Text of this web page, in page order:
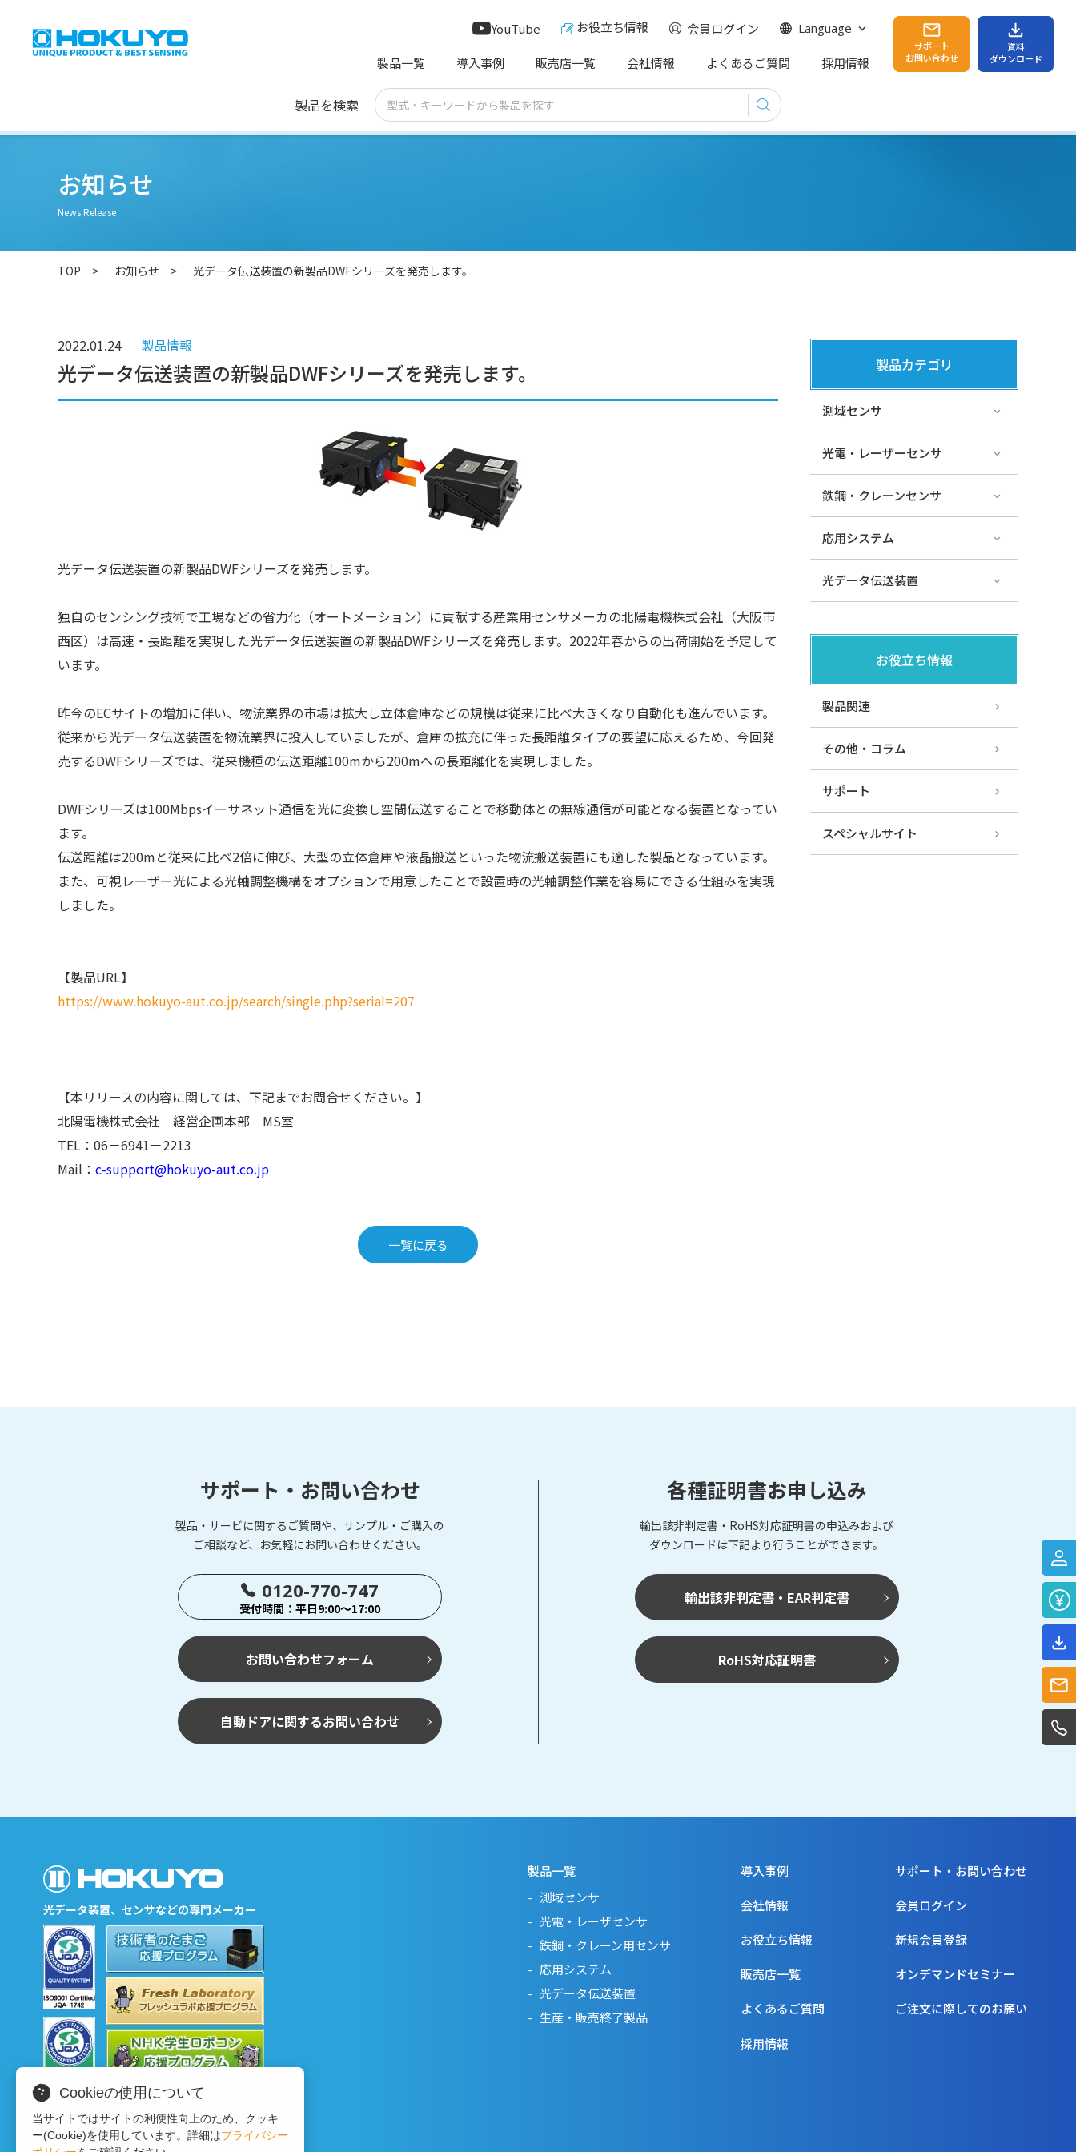
製品一覧 導入事例 販売店一覧 会社情報 よくあるご質問 採用情報
YouTube お役立ち情報 会員ログイン Language
サポート
お問い合わせ
資料
ダウンロード
製品を検索
お知らせ
News Release
TOP お知らせ 光データ伝送装置の新製品DWFシリーズを発売します。
2022.01.24 製品情報
光データ伝送装置の新製品DWFシリーズを発売します。
光データ伝送装置の新製品DWFシリーズを発売します。
独自のセンシング技術で工場などの省力化（オートメーション）に貢献する産業用センサメーカの北陽電機株式会社（大阪市
西区）は高速・長距離を実現した光データ伝送装置の新製品DWFシリーズを発売します。2022年春からの出荷開始を予定して
います。
昨今のECサイトの増加に伴い、物流業界の市場は拡大し立体倉庫などの規模は従来に比べ大きくなり自動化も進んでいます。
従来から光データ伝送装置を物流業界に投入していましたが、倉庫の拡充に伴った長距離タイプの要望に応えるため、今回発
売するDWFシリーズでは、従来機種の伝送距離100mから200mへの長距離化を実現しました。
DWFシリーズは100Mbpsイーサネット通信を光に変換し空間伝送することで移動体との無線通信が可能となる装置となってい
ます。
伝送距離は200mと従来に比べ2倍に伸び、大型の立体倉庫や液晶搬送といった物流搬送装置にも適した製品となっています。
また、可視レーザー光による光軸調整機構をオプションで用意したことで設置時の光軸調整作業を容易にできる仕組みを実現
しました。
【製品URL】
https://www.hokuyo-aut.co.jp/search/single.php?serial=207
【本リリースの内容に関しては、下記までお問合せください。】
北陽電機株式会社 経営企画本部 MS室
TEL：06－6941－2213
Mail： c-support@hokuyo-aut.co.jp
一覧に戻る
製品カテゴリ
測域センサ
光電・レーザーセンサ
鉄鋼・クレーンセンサ
応用システム
光データ伝送装置
お役立ち情報
製品関連
その他・コラム
サポート
スペシャルサイト
サポート・お問い合わせ
製品・サービに関するご質問や、サンプル・ご購入の
ご相談など、お気軽にお問い合わせください。
0120-770-747
受付時間：平日9:00～17:00
お問い合わせフォーム
自動ドアに関するお問い合わせ
各種証明書お申し込み
輸出該非判定書・RoHS対応証明書の申込みおよび
ダウンロードは下記より行うことができます。
輸出該非判定書・EAR判定書
RoHS対応証明書
光データ装置、センサなどの専門メーカー
製品一覧
測域センサ
光電・レーザセンサ
鉄鋼・クレーン用センサ
応用システム
光データ伝送装置
生産・販売終了製品
導入事例
会社情報
お役立ち情報
販売店一覧
よくあるご質問
採用情報
サポート・お問い合わせ
会員ログイン
新規会員登録
オンデマンドセミナー
ご注文に際してのお願い
Cookieの使用について
当サイトではサイトの利便性向上のため、クッキ
ー(Cookie)を使用しています。詳細はプライバシー